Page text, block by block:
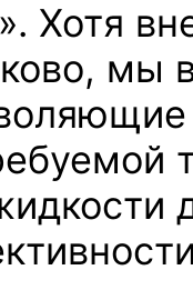
Хотя
мы